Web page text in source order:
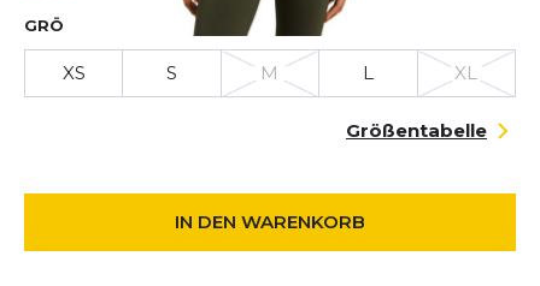
GRÖSSE AUSWÄHLEN
XS S M L XL
Größentabelle
IN DEN WARENKORB